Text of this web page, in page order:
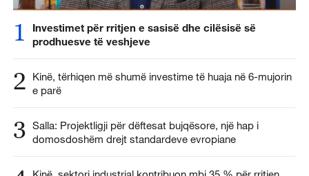
1
Investimet për rritjen e sasisë dhe cilësisë së
prodhuesve të veshjeve
2
Kinë, tërhiqen më shumë investime të huaja në 6-mujorin
e parë
3 Salla: Projektligji për dëftesat bujqësore, një hap i
domosdoshëm drejt standardeve evropiane